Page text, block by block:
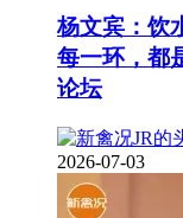
杨文宾：饮
每一环，都
论坛
2026-07-03